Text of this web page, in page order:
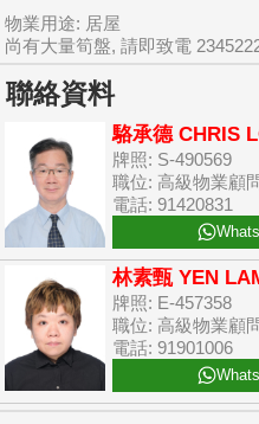
物業用途: 居屋
尚有大量筍盤, 請即致電
聯絡資料
駱承德 CHRIS
牌照: S-490569
職位: 高級物業顧
電話: 91420831
林素甄 YEN
牌照: E-457358
職位: 高級物業顧
電話: 91901006